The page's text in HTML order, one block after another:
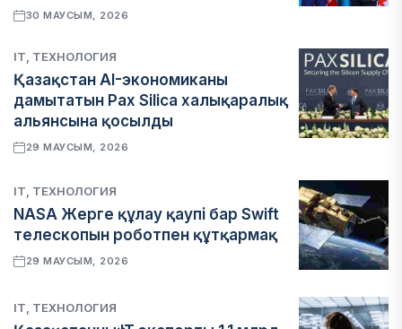
30 МАУСЫМ, 2026
IT, ТЕХНОЛОГИЯ
Қазақстан AI-экономиканы
дамытатын Pax Silica халықаралық
альянсына қосылды
29 МАУСЫМ, 2026
IT, ТЕХНОЛОГИЯ
NASA Жерге құлау қаупі бар Swift
телескопын роботпен құтқармақ
29 МАУСЫМ, 2026
IT, ТЕХНОЛОГИЯ